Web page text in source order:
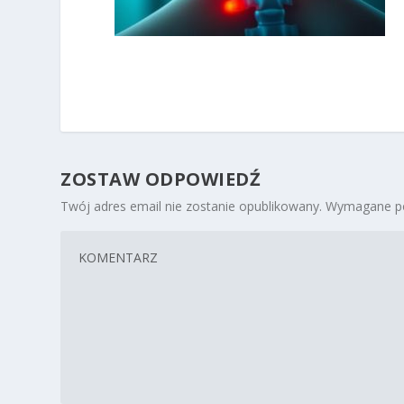
ZOSTAW ODPOWIEDŹ
Twój adres email nie zostanie opublikowany. Wymagane